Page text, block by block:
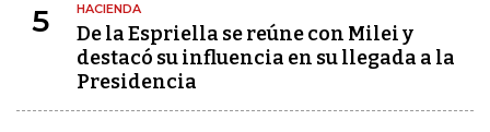
5 HACIENDA
De la Espriella se reúne con Milei y
destacó su influencia en su llegada a la
Presidencia